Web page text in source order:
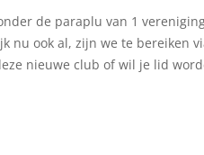
de paraplu van 1
nu ook al, zijn we te bereiken
nieuwe club of wil je lid